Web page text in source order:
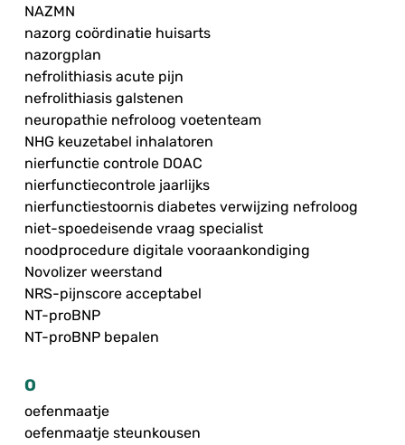
NAZMN
nazorg coördinatie huisarts
nazorgplan
nefrolithiasis acute pijn
nefrolithiasis galstenen
neuropathie nefroloog voetenteam
NHG keuzetabel inhalatoren
nierfunctie controle DOAC
nierfunctiecontrole jaarlijks
nierfunctiestoornis diabetes verwijzing nefroloog
niet-spoedeisende vraag specialist
noodprocedure digitale vooraankondiging
Novolizer weerstand
NRS-pijnscore acceptabel
NT-proBNP
NT-proBNP bepalen
O
oefenmaatje
oefenmaatje steunkousen